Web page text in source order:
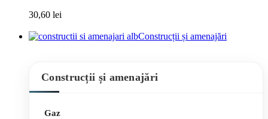
30,60 lei
Construcții și amenajări
Construcții și amenajări
Gaz